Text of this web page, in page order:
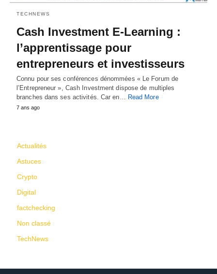
TECHNEWS
Cash Investment E-Learning :
l’apprentissage pour
entrepreneurs et investisseurs
Connu pour ses conférences dénommées « Le Forum de
l’Entrepreneur », Cash Investment dispose de multiples
branches dans ses activités. Car en… Read More
7 ans ago
Actualités
Astuces
Crypto
Digital
factchecking
Non classé
TechNews